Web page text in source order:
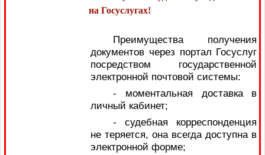
на Госуслугах!
Преимущества получения
документов через портал Госуслуг
посредством государственной
электронной почтовой системы:
- моментальная доставка в
личный кабинет;
- судебная корреспонденция
не теряется, она всегда доступна в
электронной форме;